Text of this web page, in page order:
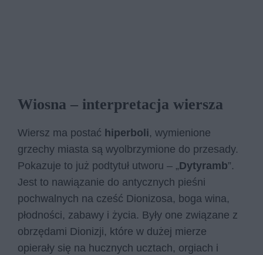
Wiosna – interpretacja wiersza
Wiersz ma postać hiperboli, wymienione
grzechy miasta są wyolbrzymione do przesady.
Pokazuje to już podtytuł utworu – „Dytyramb”.
Jest to nawiązanie do antycznych pieśni
pochwalnych na cześć Dionizosa, boga wina,
płodności, zabawy i życia. Były one związane z
obrzędami Dionizji, które w dużej mierze
opierały się na hucznych ucztach, orgiach i